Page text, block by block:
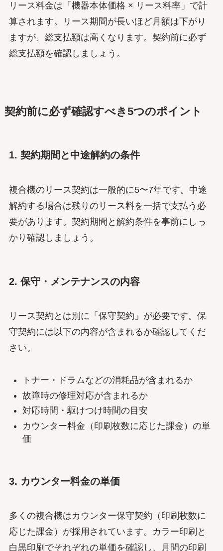
リース料金は「機器本体価格 × リース料率」で計
算されます。リース期間が長いほど月額は下がり
ますが、総支払額は高くなります。契約前に必ず
総支払額を確認しましょう。
契約前に必ず確認すべき5つのポイント
1. 契約期間と中途解約の条件
複合機のリース契約は一般的に5〜7年です。中途
解約する場合は残りのリース料を一括で支払う必
要があります。契約期間と解約条件を事前にしっ
かり確認しましょう。
2. 保守・メンテナンスの内容
リース契約とは別に「保守契約」が必要です。保
守契約には以下の内容が含まれるか確認してくだ
さい。
トナー・ドラムなどの消耗品が含まれるか
故障時の修理対応が含まれるか
対応時間・駆けつけ時間の目安
カウンター料金（印刷枚数に応じた課金）の単
価
3. カウンター料金の単価
多くの複合機はカウンター保守契約（印刷枚数に
応じた課金）が採用されています。カラー印刷と
白黒印刷でそれぞれの単価を確認し、月間の印刷